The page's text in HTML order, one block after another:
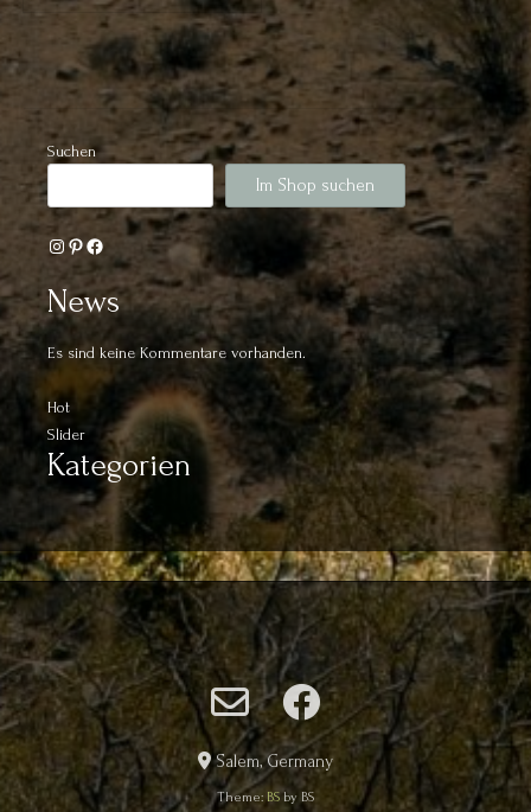
Suchen
Im Shop suchen
Instagram
Pinterest
Facebook
News
Es sind keine Kommentare vorhanden.
Hot
Slider
Kategorien
Salem, Germany
Theme: BS by BS